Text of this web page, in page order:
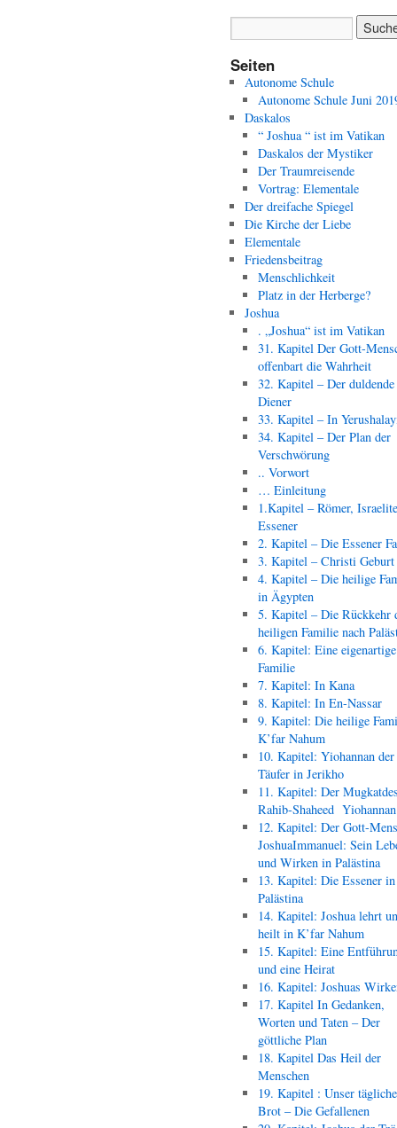
Seiten
Autonome Schule
Autonome Schule Juni
Daskalos
“ Joshua “ ist im Vatikan
Daskalos der Mystiker
Der Traumreisende
Vortrag: Elementale
Der dreifache Spiegel
Die Kirche der Liebe
Elementale
Friedensbeitrag
Menschlichkeit
Platz in der Herberge?
Joshua
. „Joshua“ ist im Vatikan
31. Kapitel Der Gott-
offenbart die Wahrheit
32. Kapitel – Der duldende
Diener
33. Kapitel – In
34. Kapitel – Der Plan der
Verschwörung
.. Vorwort
… Einleitung
1.Kapitel – Römer,
Essener
2. Kapitel – Die Essener
3. Kapitel – Christi Geburt
4. Kapitel – Die heilige
in Ägypten
5. Kapitel – Die Rückkehr
heiligen Familie nach
6. Kapitel: Eine eigenartige
Familie
7. Kapitel: In Kana
8. Kapitel: In En-Nassar
9. Kapitel: Die heilige
K’far Nahum
10. Kapitel: Yiohannan der
Täufer in Jerikho
11. Kapitel: Der
Rahib-Shaheed
12. Kapitel: Der Gott-
JoshuaImmanuel: Sein
und Wirken in Palästina
13. Kapitel: Die Essener in
Palästina
14. Kapitel: Joshua lehrt
heilt in K’far Nahum
15. Kapitel: Eine
und eine Heirat
16. Kapitel: Joshuas
17. Kapitel In Gedanken,
Worten und Taten – Der
göttliche Plan
18. Kapitel Das Heil der
Menschen
19. Kapitel : Unser
Brot – Die Gefallenen